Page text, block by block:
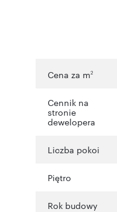
Cena za m2
Cennik na
stronie
dewelopera
Liczba pokoi
Piętro
Rok budowy